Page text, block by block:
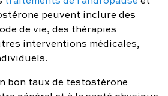
peuvent inclure des
de vie, des thérapies
interventions médicales,
bon taux de testostérone